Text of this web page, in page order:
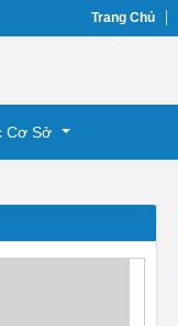
Trang Chủ
Cơ Sở